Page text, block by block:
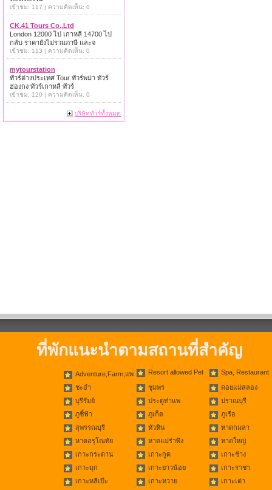
เข้าชม: 117 | ความคิดเห็น: 0
CK.41 Tours Co.,Ltd
London 12000 ไป เกาหลี 14700 ไป
กลับ ราคายังไม่รวมภาษี และจ
เข้าชม: 113 | ความคิดเห็น: 0
mytourstation
ทัวร์ต่างประเทศ Tour ทัวร์พม่า ทัวร์
ฮ่องกง ทัวร์เกาหลี ทัวร์
เข้าชม: 120 | ความคิดเห็น: 0
บริษัททัวร์ทั้งหมด
ที่พักแนะนำตามสถานที่สำคัญ
Adventure,Farm,แพ Resort allowed Pet Spa, Restaurant
ชะอำ ชุมพร
ดอยแม่สลอง
บุรีรัมย์
ประตูท่าแพ
ปราณบุรี
ภูชี้ฟ้า
ภูเก็ต
ภูเรือ
สุพรรณบุรี
หัวหิน
หาดกมลา
หาดอรุโณทัย
หาดแม่รำพึง
หาดใหญ่
เกาะกระดาน
เกาะกูด
เกาะช้าง
เกาะมุก
เกาะยาวน้อย
เกาะราชา
เกาะหลีเป๊ะ
เกาะหวาย
เกาะเต่า